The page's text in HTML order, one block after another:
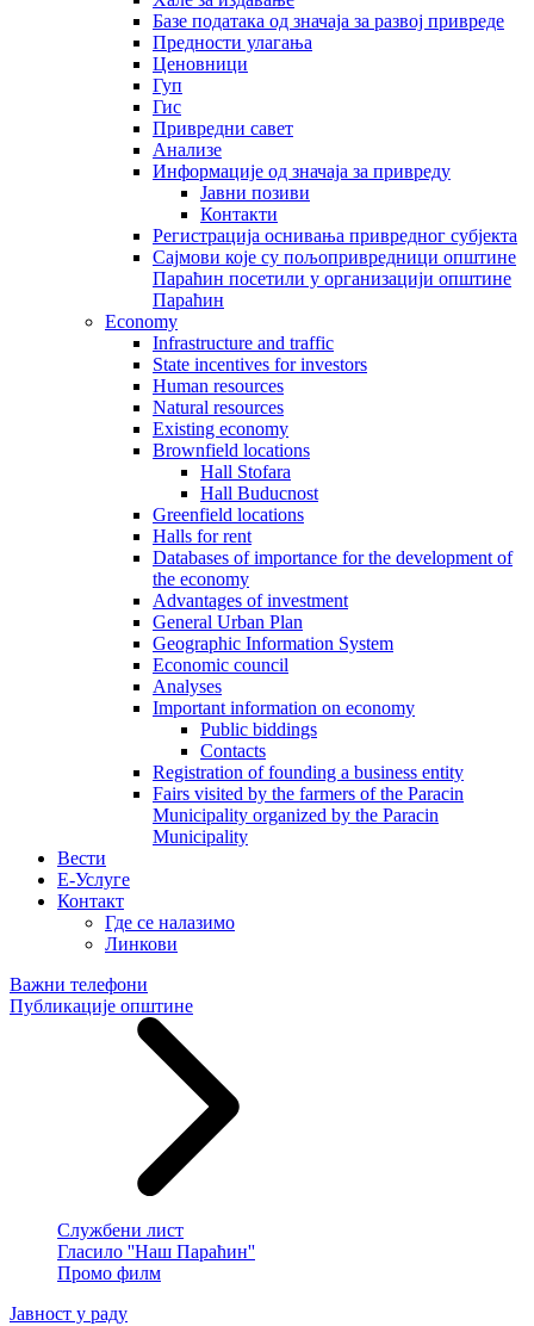
Базе података од значаја за развој привреде
Предности улагања
Ценовници
Гуп
Гис
Привредни савет
Aнализе
Информације од значаја за привреду
Јавни позиви
Контакти
Регистрација оснивања привредног субјекта
Сајмови које су пољопривредници општине
Параћин посетили у организацији општине
Параћин
Economy
Infrastructure and traffic
State incentives for investors
Human resources
Natural resources
Existing economy
Brownfield locations
Hall Stofara
Hall Buducnost
Greenfield locations
Halls for rent
Databases of importance for the development of
the economy
Advantages of investment
General Urban Plan
Geographic Information System
Еconomic council
Analyses
Important information on economy
Public biddings
Contacts
Registration of founding a business entity
Fairs visited by the farmers of the Paracin
Municipality organized by the Paracin
Municipality
Вести
E-Услуге
Контакт
Где се налазимо
Линкови
Важни телефони
Публикације општине
Службени лист
Гласило ''Наш Параћин''
Промо филм
Јавност у раду